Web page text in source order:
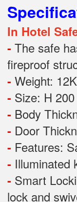
In Hotel
- The safe
fireproof
- Weight:
- Size: H
- Body
- Door
- Features:
- Illuminated
- Smart
lock and